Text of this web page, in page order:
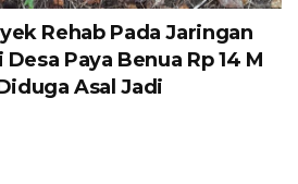
Rehab Pada Jaringan
Paya Benua Rp 14 M
Asal Jadi